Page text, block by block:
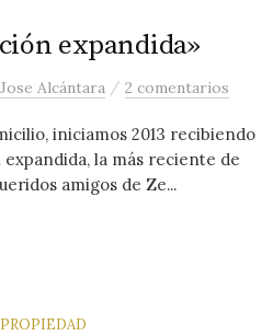
expandida»
Jose Alcántara /2 comentarios
iniciamos 2013 recibiendo
la más reciente de
amigos de Ze...
PROPIEDAD